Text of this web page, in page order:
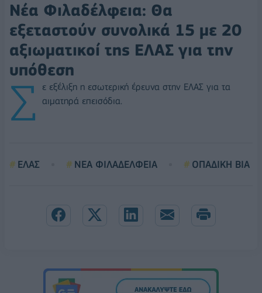
Νέα Φιλαδέλφεια: Θα
εξεταστούν συνολικά 15 με 20
αξιωματικοί της ΕΛΑΣ για την
υπόθεση
Σ
ε εξέλιξη η εσωτερική έρευνα στην ΕΛΑΣ για τα
αιματηρά επεισόδια.
ΕΛΑΣ ΝΕΑ ΦΙΛΑΔΕΛΦΕΙΑ ΟΠΑΔΙΚΗ ΒΙΑ